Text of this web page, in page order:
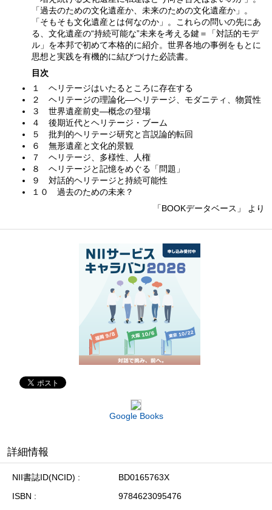
「過去のための文化遺産か、未来のための文化遺産か」。
「そもそも文化遺産とは何なのか」。これらの問いの先にあ
る、文化遺産の“持続可能な”未来を考える鍵＝「対話的モデ
ル」を本邦で初めて本格的に紹介。世界各地の事例をもとに
思想と実践を有機的に結びつけた必読書。
目次
１ ヘリテージはいたるところに存在する
２ ヘリテージの理論化―ヘリテージ、モダニティ、物質性
３ 世界遺産前史―概念の登場
４ 後期近代とヘリテージ・ブーム
５ 批判的ヘリテージ研究と言説論的転回
６ 無形遺産と文化的景観
７ ヘリテージ、多様性、人権
８ ヘリテージと記憶をめぐる「問題」
９ 対話的ヘリテージと持続可能性
１０ 過去のための未来？
「BOOKデータベース」 より
Google Books
詳細情報
NII書誌ID(NCID)
BD0165763X
ISBN
9784623095476